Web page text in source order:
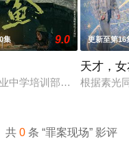
“中国准备银行”发行的
集 9.0
中学培训部的花季女生苏
更新至第16
天才，
根据素光
共0 条 “罪案现场” 影评